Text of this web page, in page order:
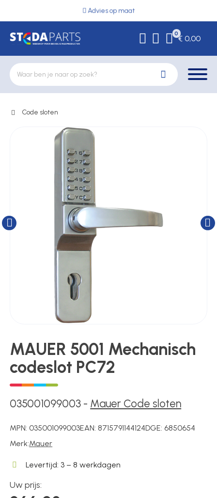
Advies op maat
0
€ 0,00
Deurbeslag
Elektrische vergrendeling
Hekwerkonderdelen
Kluizen
Poortonderdelen
Toegangscontrole
Toegangsverlening
Code sloten
MAUER 5001 Mechanisch
codeslot PC72
035001099003 - Mauer Code sloten
MPN:035001099003EAN:8715791144124DGE: 6850654
Merk:Mauer
Levertijd: 3 – 8 werkdagen
Uw prijs: